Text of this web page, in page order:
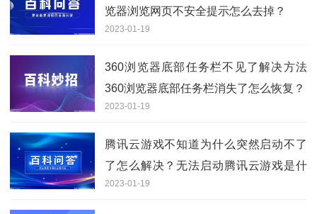
览器浏览网页不安全提示怎么去掉？
2023-01-19
360浏览器底部任务栏不见了解决方法
360浏览器底部任务栏消失了怎么恢复？
2023-01-19
腾讯云游戏不知道为什么突然启动不了
了怎么解决？无法启动腾讯云游戏是什
么情况？
2023-01-19